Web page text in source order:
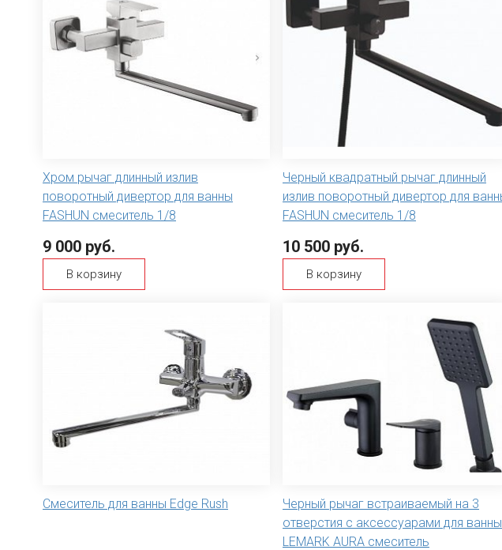
Хром рычаг длинный излив
поворотный дивертор для ванны
FASHUN смеситель 1/8
9 000 руб.
В корзину
Черный квадратный рычаг длинный
излив поворотный дивертор для
FASHUN смеситель 1/8
10 500 руб.
В корзину
Смеситель для ванны Edge Rush
Черный рычаг встраиваемый на 3
отверстия с аксессуарами для ванны
LEMARK AURA смеситель